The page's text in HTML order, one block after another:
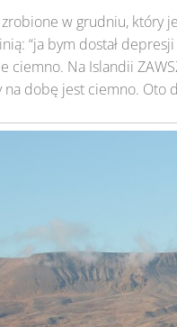
zrobione w grudniu, który
“ja bym dostał
ciemno. Na Islandii
na dobę jest ciemno. Oto